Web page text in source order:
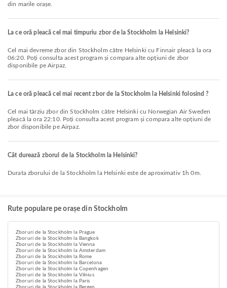
din marile orașe.
La ce oră pleacă cel mai timpuriu zbor de la Stockholm la Helsinki?
Cel mai devreme zbor din Stockholm către Helsinki cu Finnair pleacă la ora
06:20. Poți consulta acest program și compara alte opțiuni de zbor
disponibile pe Airpaz.
La ce oră pleacă cel mai recent zbor de la Stockholm la Helsinki folosind ?
Cel mai târziu zbor din Stockholm către Helsinki cu Norwegian Air Sweden
pleacă la ora 22:10. Poți consulta acest program și compara alte opțiuni de
zbor disponibile pe Airpaz.
Cât durează zborul de la Stockholm la Helsinki?
Durata zborului de la Stockholm la Helsinki este de aproximativ 1h 0m.
Rute populare pe orașe din Stockholm
Zboruri de la Stockholm la Prague
Zboruri de la Stockholm la Bangkok
Zboruri de la Stockholm la Vienna
Zboruri de la Stockholm la Amsterdam
Zboruri de la Stockholm la Rome
Zboruri de la Stockholm la Barcelona
Zboruri de la Stockholm la Copenhagen
Zboruri de la Stockholm la Vilnius
Zboruri de la Stockholm la Paris
Zboruri de la Stockholm la Bergen